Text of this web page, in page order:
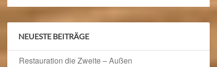
NEUESTE BEITRÄGE
Restauration die Zweite – Außen